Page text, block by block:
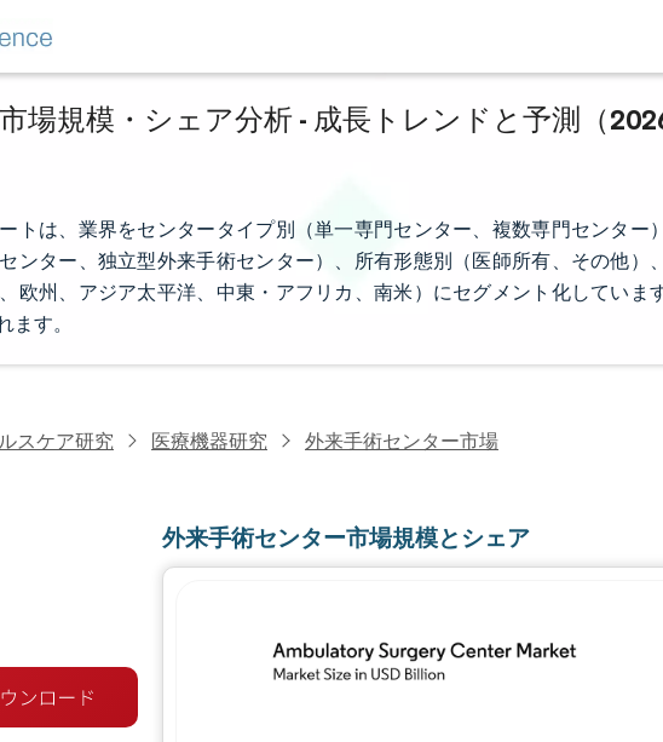
場規模・シェア分析 - 成長トレンドと予測（
トは、業界をセンタータイプ別（単一専門センター、複数専門センター
ンター、独立型外来手術センター）、所有形態別（医師所有、その他）
欧州、アジア太平洋、中東・アフリカ、南米）にセグメント化していま
ます。
スケア研究 医療機器研究 外来手術センター市場
外来手術センター市場規模とシェア